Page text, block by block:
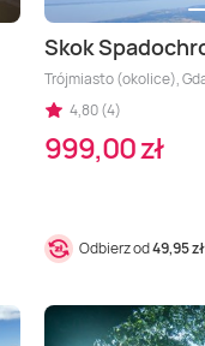
Skok
Trójmiasto (okolice),
4,80 (4)
999,00 zł
Odbierz od49,95 zł